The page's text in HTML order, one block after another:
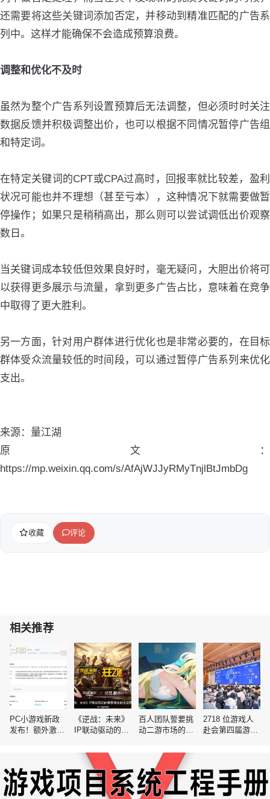
还需要将这些关键词添加否定，并移动到精准匹配的广告系
列中。这样才能确保不会造成预算浪费。
调整和优化不及时
虽然为整个广告系列设置预算后无法调整，但必须时时关注
数据反馈并积极调整出价，也可以根据不同情况暂停广告组
和特定词。
在特定关键词的CPT或CPA过高时，回报率就比较差，盈利
状况可能也并不理想（甚至亏本），这种情况下就需要做暂
停操作；如果只是稍稍高出，那么则可以尝试调低出价观察
数日。
当关键词成本较低但效果良好时，毫无疑问，大胆出价将可
以获得更多展示与流量，拿到更多广告占比，意味着在竞争
中取得了更大胜利。
另一方面，针对用户群体进行优化也是非常必要的，在目标
群体受众流量较低的时间段，可以通过暂停广告系列来优化
支出。
来源：量江湖
原文：
https://mp.weixin.qq.com/s/AfAjWJJyRMyTnjlBtJmbDg
收藏 评论
相关推荐
PC小游戏新政
发布！额外激励
《逆战：未来》
IP联动驱动的赛
分析
百人团队誓要挑
动二游市场的空
2718 位游戏人
赴会第四届游路